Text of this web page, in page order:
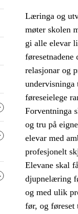
Læringa og
møter skolen
gi alle elevar
relasjonar og
føreseielege
Forventninga
og tru på
elevar med
profesjonelt
Elevane skal
djupnelæring
og med ulik
før, og føreset